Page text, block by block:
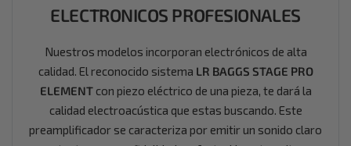
ELECTRONICOS PROFESIONALES
Nuestros modelos incorporan electrónicos de alta
calidad. El reconocido sistema LR BAGGS STAGE PRO
ELEMENTcon piezo eléctrico de una pieza, te dará la
calidad electroacústica que estas buscando. Este
preamplificador se caracteriza por emitir un sonido claro